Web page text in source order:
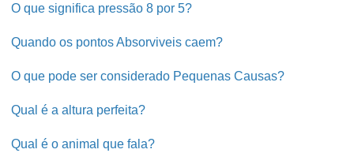
O que significa pressão 8 por 5?
Quando os pontos Absorviveis caem?
O que pode ser considerado Pequenas Causas?
Qual é a altura perfeita?
Qual é o animal que fala?